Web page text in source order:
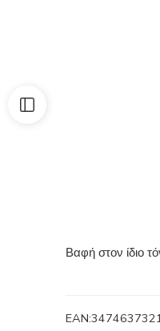
Βαφή στον ίδιο
EAN: